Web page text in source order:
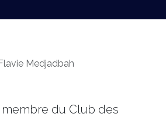
Medjadbah
du Club des